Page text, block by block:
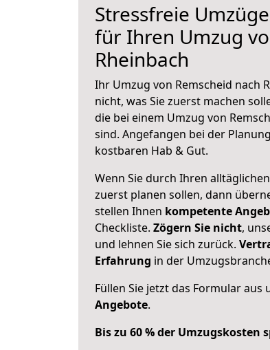
Stressfreie
für Ihren Umzug
Rheinbach
Ihr Umzug von Remscheid nach
nicht, was Sie zuerst machen
die bei einem Umzug von
sind. Angefangen bei der
kostbaren Hab & Gut.
Wenn Sie durch Ihren
zuerst planen sollen, dann
stellen Ihnen kompetente
Checkliste. Zögern Sie nicht,
und lehnen Sie sich zurück.
Erfahrung in der
Füllen Sie jetzt das Formular aus
Angebote.
Bis zu 60 % der Umzugskosten